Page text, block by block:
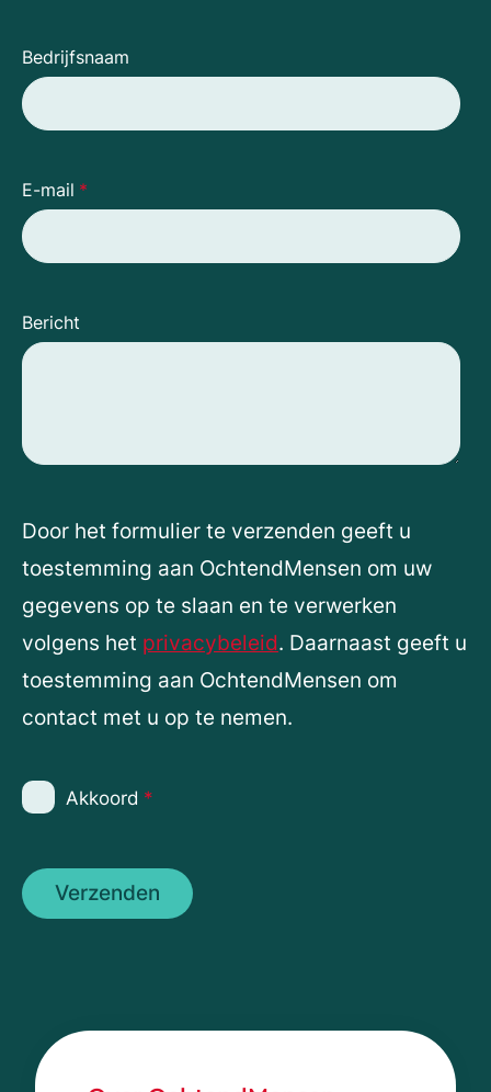
Bedrijfsnaam
E-mail *
Bericht
Door het formulier te verzenden geeft u
toestemming aan OchtendMensen om uw
gegevens op te slaan en te verwerken
volgens het privacybeleid. Daarnaast geeft u
toestemming aan OchtendMensen om
contact met u op te nemen.
Akkoord *